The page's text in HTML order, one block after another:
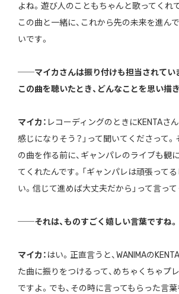
よね。遊び人のこともちゃんと歌ってくれ
この曲と一緒に、これから先の未来を進ん
いです。
──マイカさんは振り付けも担当されてい
この曲を聴いたとき、どんなことを思い描
マイカ： レコーディングのときにKENTAさ
感じになりそう？」って聞いてくださって。
の曲を作る前に、ギャンパレのライブも観
てくれたんです。「ギャンパレは頑張って
い。信じて進めば大丈夫だから」って言って
──それは、ものすごく嬉しい言葉ですね。
マイカ： はい。正直言うと、WANIMAの
た曲に振りをつけるって、めちゃくちゃプ
ですよ。でも、その時に言ってもらった言